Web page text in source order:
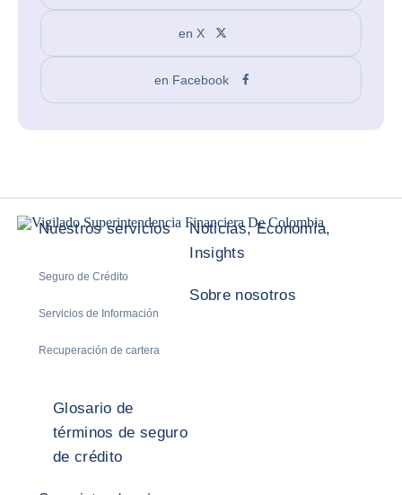
en X
en Facebook
Nuestros servicios
Seguro de Crédito
Servicios de Información
Recuperación de cartera
Noticias, Economía,
Insights
Sobre nosotros
Glosario de
términos de seguro
de crédito